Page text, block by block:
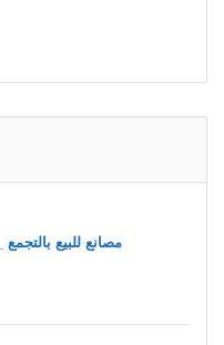
مصانع للبيع بالتجمع _ 66 مصنع للبيع بالتجمع